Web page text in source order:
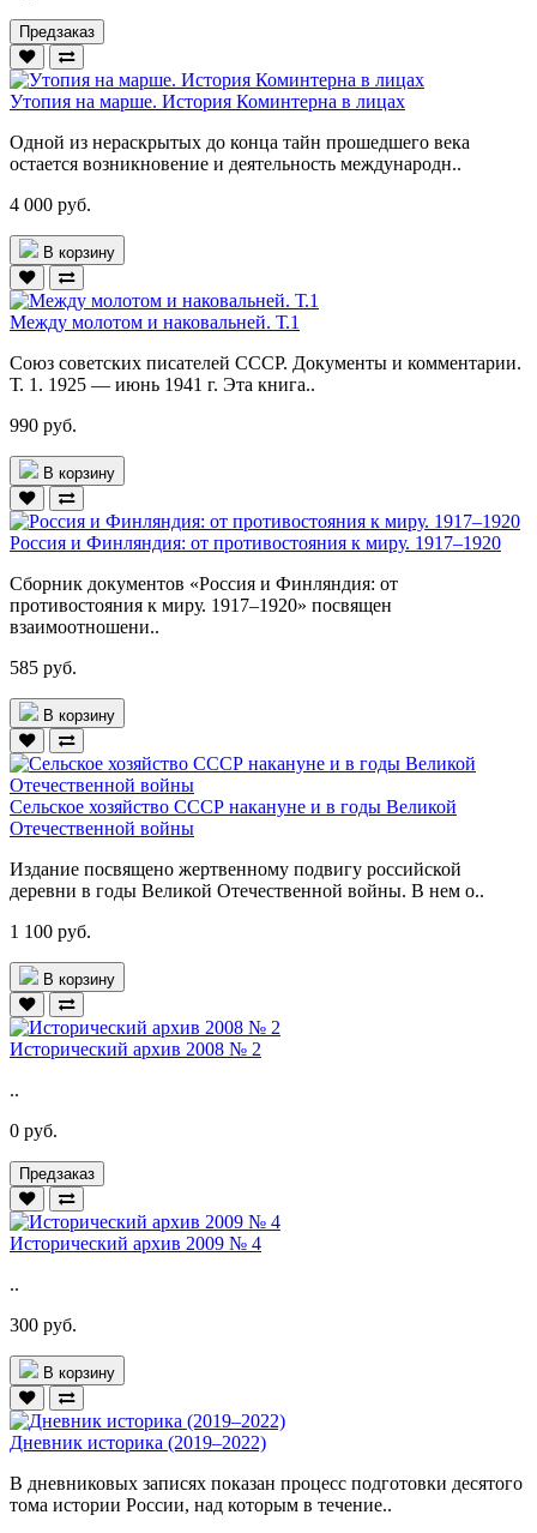
Предзаказ
Утопия на марше. История Коминтерна в лицах
Одной из нераскрытых до конца тайн прошедшего века
остается возникновение и деятельность международн..
4 000 руб.
В корзину
Между молотом и наковальней. Т.1
Союз советских писателей СССР. Документы и комментарии.
Т. 1. 1925 — июнь 1941 г. Эта книга..
990 руб.
В корзину
Россия и Финляндия: от противостояния к миру. 1917–1920
Сборник документов «Россия и Финляндия: от
противостояния к миру. 1917–1920» посвящен
взаимоотношени..
585 руб.
В корзину
Сельское хозяйство СССР накануне и в годы Великой
Отечественной войны
Издание посвящено жертвенному подвигу российской
деревни в годы Великой Отечественной войны. В нем о..
1 100 руб.
В корзину
Исторический архив 2008 № 2
..
0 руб.
Предзаказ
Исторический архив 2009 № 4
..
300 руб.
В корзину
Дневник историка (2019–2022)
В дневниковых записях показан процесс подготовки десятого
тома истории России, над которым в течение..